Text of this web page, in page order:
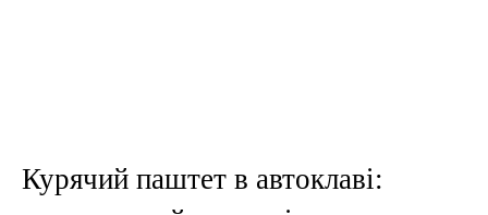
Курячий паштет в автоклаві: